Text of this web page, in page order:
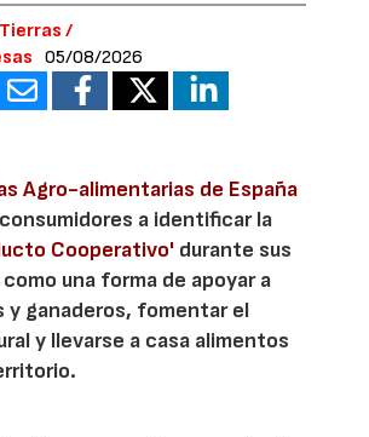
/
05/08/2026
Agro-alimentarias de España
a identificar la
Cooperativo' durante sus
una forma de apoyar a
y ganaderos, fomentar el
y llevarse a casa alimentos